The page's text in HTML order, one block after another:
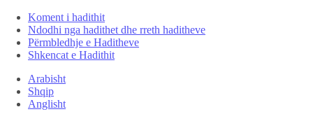
Koment i hadithit
Ndodhi nga hadithet dhe rreth haditheve
Përmbledhje e Haditheve
Shkencat e Hadithit
Arabisht
Shqip
Anglisht